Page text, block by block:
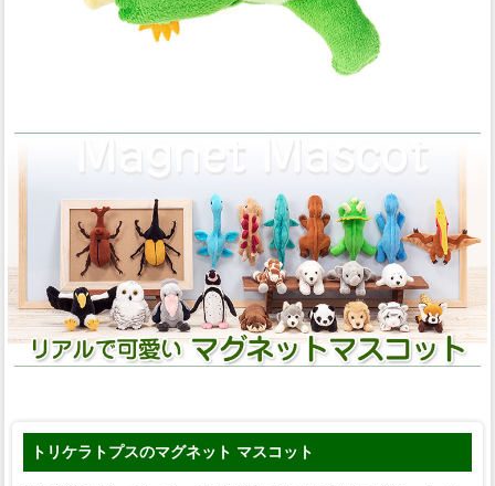
トリケラトプスのマグネット マスコット